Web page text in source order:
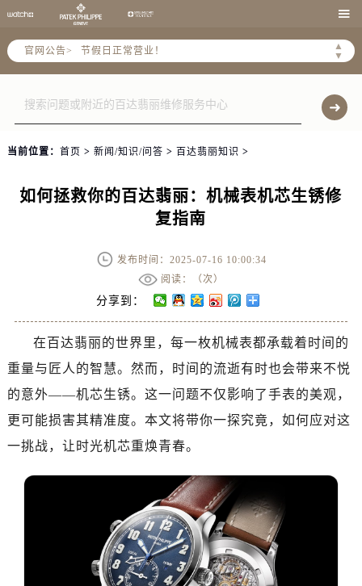

官网公告>
▲
▼
节假日正常营业！
当前位置： 首页 > 新闻/知识/问答 > 百达翡丽知识 >
如何拯救你的百达翡丽：机械表机芯生锈修
复指南
发布时间：2025-07-16 10:00:34
阅读：（次）
分享到：
在百达翡丽的世界里，每一枚机械表都承载着时间的
重量与匠人的智慧。然而，时间的流逝有时也会带来不悦
的意外——机芯生锈。这一问题不仅影响了手表的美观，
更可能损害其精准度。本文将带你一探究竟，如何应对这
一挑战，让时光机芯重焕青春。